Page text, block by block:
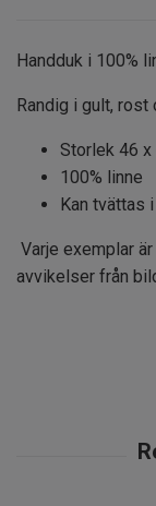
Handduk i 100%
Randig i gult, rost
Storlek 46 x
100% linne
Kan tvättas
Varje exemplar
avvikelser från